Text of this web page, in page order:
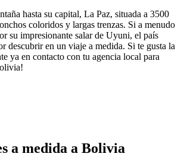
hasta su capital, La Paz, situada a 3500
coloridos y largas trenzas. Si a menudo
su impresionante salar de Uyuni, el país
descubrir en un viaje a medida. Si te gusta la
ya en contacto con tu agencia local para
a medida a Bolivia